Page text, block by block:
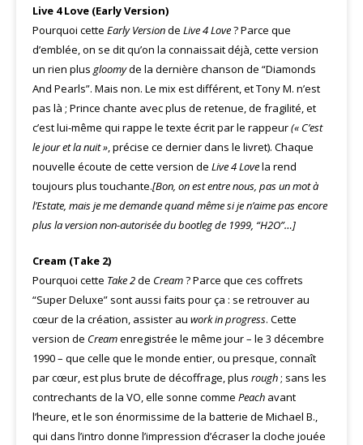
Live 4 Love (Early Version)
Pourquoi cette Early Versionde Live 4 Love? Parce que
d’emblée, on se dit qu’on la connaissait déjà, cette version
un rien plus gloomyde la dernière chanson de “Diamonds
And Pearls”. Mais non. Le mix est différent, et Tony M. n’est
pas là ; Prince chante avec plus de retenue, de fragilité, et
c’est lui-même qui rappe le texte écrit par le rappeur(« C’est
le jour et la nuit », précise ce dernier dans le livret). Chaque
nouvelle écoute de cette version de Live 4 Lovela rend
toujours plus touchante.[Bon, on est entre nous, pas un mot à
l’Estate, mais je me demande quand même si je n’aime pas encore
plus la version non-autorisée du bootleg de 1999, “H2O”…]
Cream (Take 2)
Pourquoi cette Take 2de Cream? Parce que ces coffrets
“Super Deluxe” sont aussi faits pour ça : se retrouver au
cœur de la création, assister au work in progress. Cette
version de Creamenregistrée le même jour – le 3 décembre
1990 – que celle que le monde entier, ou presque, connaît
par cœur, est plus brute de décoffrage, plus rough; sans les
contrechants de la VO, elle sonne comme Peach avant
l’heure, et le son énormissime de la batterie de Michael B.,
qui dans l’intro donne l’impression d’écraser la cloche jouée